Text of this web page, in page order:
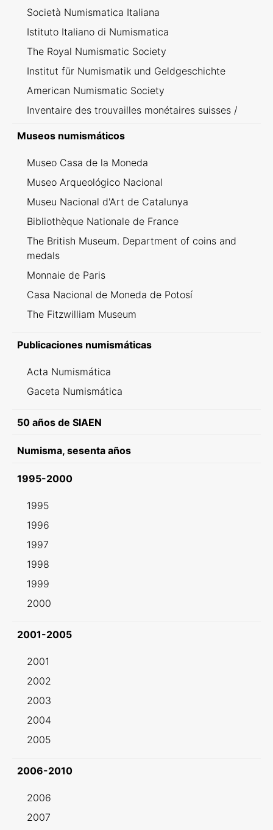
Società Numismatica Italiana
Istituto Italiano di Numismatica
The Royal Numismatic Society
Institut für Numismatik und Geldgeschichte
American Numismatic Society
Inventaire des trouvailles monétaires suisses /
Museos numismáticos
Museo Casa de la Moneda
Museo Arqueológico Nacional
Museu Nacional d'Art de Catalunya
Bibliothèque Nationale de France
The British Museum. Department of coins and
medals
Monnaie de Paris
Casa Nacional de Moneda de Potosí
The Fitzwilliam Museum
Publicaciones numismáticas
Acta Numismática
Gaceta Numismática
50 años de SIAEN
Numisma, sesenta años
1995-2000
1995
1996
1997
1998
1999
2000
2001-2005
2001
2002
2003
2004
2005
2006-2010
2006
2007